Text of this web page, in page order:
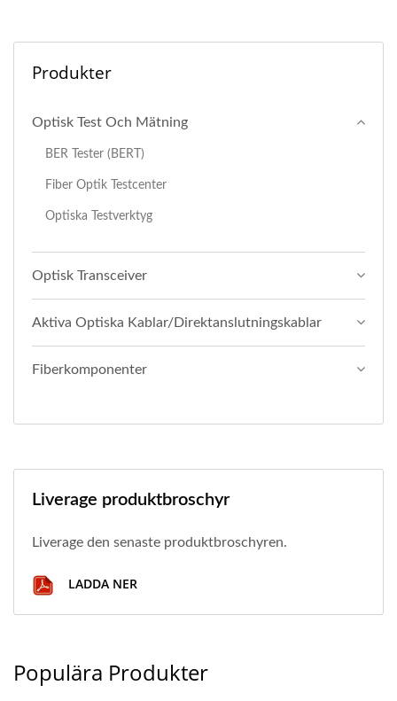
Produkter
Optisk Test Och Mätning
BER Tester (BERT)
Fiber Optik Testcenter
Optiska Testverktyg
Optisk Transceiver
Aktiva Optiska Kablar/direktanslutningskablar
Fiberkomponenter
Liverage produktbroschyr
Liverage den senaste produktbroschyren.
LADDA NER
Populära Produkter